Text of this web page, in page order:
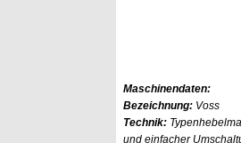
Maschinendaten:
Bezeichnung: Voss
Technik:
und einfacher